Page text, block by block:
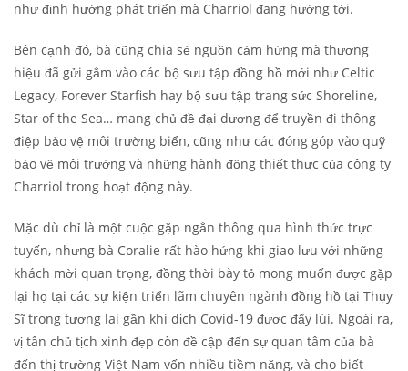
như định hướng phát triển mà Charriol đang hướng tới.
Bên cạnh đó, bà cũng chia sẻ nguồn cảm hứng mà thương
hiệu đã gửi gắm vào các bộ sưu tập đồng hồ mới như Celtic
Legacy, Forever Starfish hay bộ sưu tập trang sức Shoreline,
Star of the Sea… mang chủ đề đại dương để truyền đi thông
điệp bảo vệ môi trường biển, cũng như các đóng góp vào quỹ
bảo vệ môi trường và những hành động thiết thực của công ty
Charriol trong hoạt động này.
Mặc dù chỉ là một cuộc gặp ngắn thông qua hình thức trực
tuyến, nhưng bà Coralie rất hào hứng khi giao lưu với những
khách mời quan trọng, đồng thời bày tỏ mong muốn được gặp
lại họ tại các sự kiện triển lãm chuyên ngành đồng hồ tại Thụy
Sĩ trong tương lai gần khi dịch Covid-19 được đẩy lùi. Ngoài ra,
vị tân chủ tịch xinh đẹp còn đề cập đến sự quan tâm của bà
đến thị trường Việt Nam vốn nhiều tiềm năng, và cho biết